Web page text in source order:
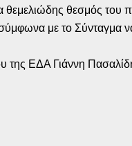
θεμελιώδης θεσμός
σύμφωνα με το
ΕΔΑ Γιάννη